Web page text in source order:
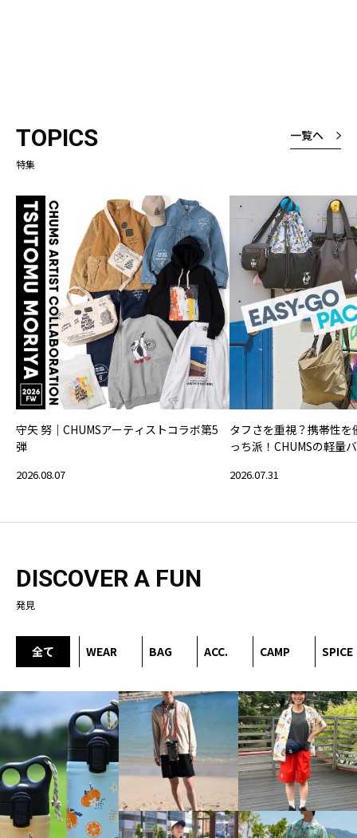
TOPICS
特集
一覧へ
守矢 努｜CHUMSアーティストコラボ第5
弾
2026.08.07
タフさを重視？携帯性
っち派！CHUMSの軽量
2026.07.31
DISCOVER A FUN
発見
全て WEAR BAG ACC. CAMP SPICE